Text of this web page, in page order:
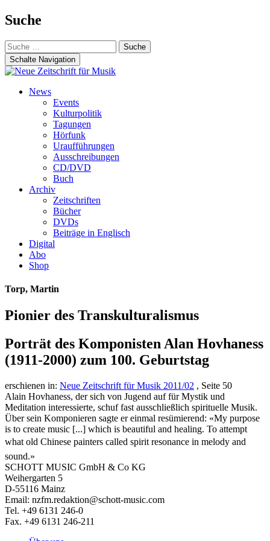
Suche
Suche
nach:
Schalte Navigation
Zum
News
Events
Kulturpolitik
Tagungen
Hörfunk
Uraufführungen
Ausschreibungen
CD/DVD
Buch
Archiv
Zeitschriften
Bücher
DVDs
Beiträge in Englisch
Digital
Abo
Shop
Torp, Martin
Pionier des Transkulturalismus
Porträt des Komponisten Alan Hovhaness
(1911-2000) zum 100. Geburtstag
erschienen in: Neue Zeitschrift für Musik 2011/02 , Seite 50
Alain Hovhaness, der sich von Jugend auf für Mystik und
Meditation interessierte, schuf fast ausschließlich spirituelle Musik.
Über sein Komponieren sagte er einmal resümierend: «My purpose
is to create music [...] which is beautiful and healing. To attempt
what old Chinese painters called spirit resonance in melody and
sound.»
SCHOTT MUSIC GmbH & Co KG
Weihergarten 5
D-55116 Mainz
Email: nzfm.redaktion@schott-music.com
Tel. +49 6131 246-0
Fax. +49 6131 246-211